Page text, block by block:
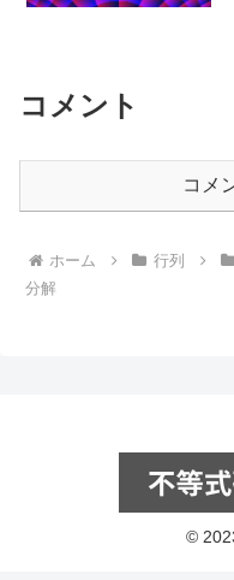
コメント
コメ
ホーム 行列
分解
©